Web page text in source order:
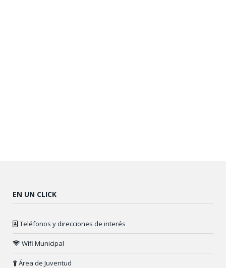
EN UN CLICK
Teléfonos y direcciones de interés
Wifi Municipal
Área de Juventud